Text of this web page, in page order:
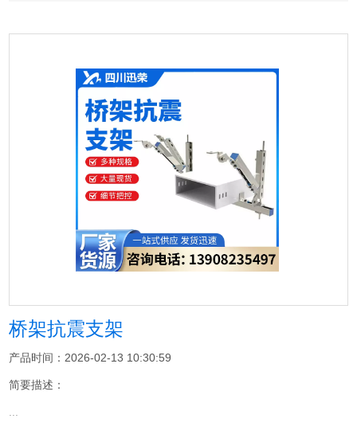
桥架抗震支架
产品时间：2026-02-13 10:30:59
简要描述：
...